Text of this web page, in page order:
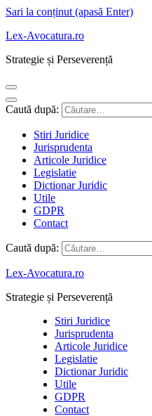
Sari la conținut (apasă Enter)
Lex-Avocatura.ro
Strategie și Perseverență
Caută după:
Stiri Juridice
Jurisprudenta
Articole Juridice
Legislatie
Dictionar Juridic
Utile
GDPR
Contact
Caută după:
Lex-Avocatura.ro
Strategie și Perseverență
Stiri Juridice
Jurisprudenta
Articole Juridice
Legislatie
Dictionar Juridic
Utile
GDPR
Contact